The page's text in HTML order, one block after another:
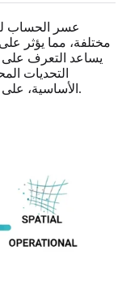
عسر الحساب
مختلفة، مما يؤثر
يساعد التعرف على
التحديات
الأساسية، على الرغم من أن الفرد قد يواجه مزيجًا من الأنواع.